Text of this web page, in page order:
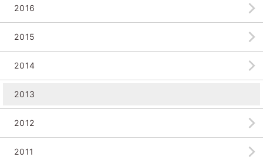
2016
2015
2014
2013
2012
2011